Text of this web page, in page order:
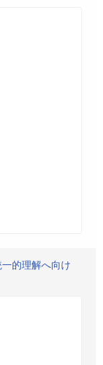
的理解へ向け